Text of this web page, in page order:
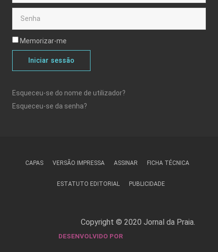
Memorizar-me
Iniciar sessão
Esqueceu-se do nome de utilizador?
Esqueceu-se da senha?
CAPAS VERSÃO IMPRESSA ASSINAR FICHA TÉCNICA
ESTATUTO EDITORIAL PUBLICIDADE
Copyright © 2020 Jornal da Praia.
DESENVOLVIDO POR